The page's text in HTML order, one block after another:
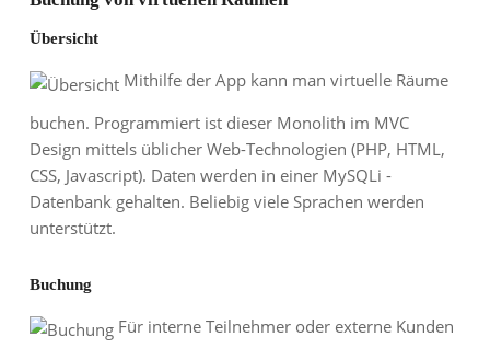
Übersicht
Mithilfe der App kann man virtuelle Räume
buchen. Programmiert ist dieser Monolith im MVC
Design mittels üblicher Web-Technologien (PHP, HTML,
CSS, Javascript). Daten werden in einer MySQLi -
Datenbank gehalten. Beliebig viele Sprachen werden
unterstützt.
Buchung
Für interne Teilnehmer oder externe Kunden